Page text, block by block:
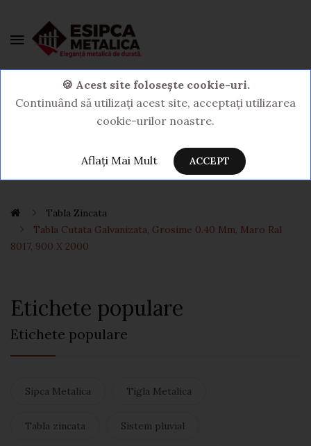
0 Produs(e) - 0,00LEI
Tabla Zincata
Tabla Cutata Galvanizata, Grosime 0.40 Mm, Maro Ral
8017, 900 X 2000
Etichete populare
Etichete populare
Sipca Metalica Tigla Metalica
Tabla zincata Sistem pluvial
🍪 Acest site folosește cookie-uri.
Continuând să utilizați acest site, acceptați utilizarea
cookie-urilor noastre.
Aflați Mai Mult ACCEPT